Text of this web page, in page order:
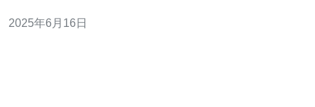
云服务器在香港地区采用了最新的硬件设备和先进的网络
2025年6月16日